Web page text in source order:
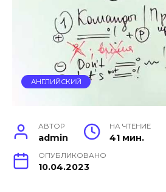
АНГЛИЙСКИЙ
АВТОР
admin
НА ЧТЕНИЕ
41 мин.
ОПУБЛИКОВАНО
10.04.2023